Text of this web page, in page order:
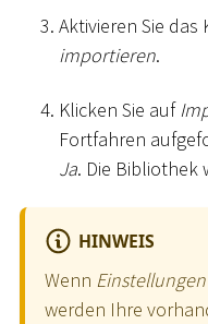
Aktivieren Sie
importieren.
Klicken Sie auf
Fortfahren
Ja. Die Bibliothek
HINWEIS
Wenn
werden Ihre